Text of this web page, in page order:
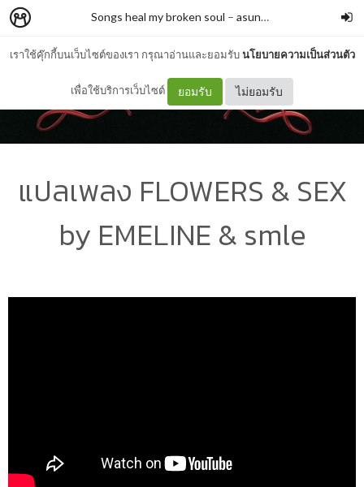
เราใช้คุ๊กกี้บนเว็บไซต์ของเรา กรุณาอ่านและยอมรับนโยบายความเป็นส่วนตัว
เพื่อใช้บริการเว็บไซต์ ยอมรับ ไม่ยอมรับ
Songs heal my broken soul – asunflowerthatiswaiting4u
แปลเพลง FLOWERS & SEX
by EMELINE & smle